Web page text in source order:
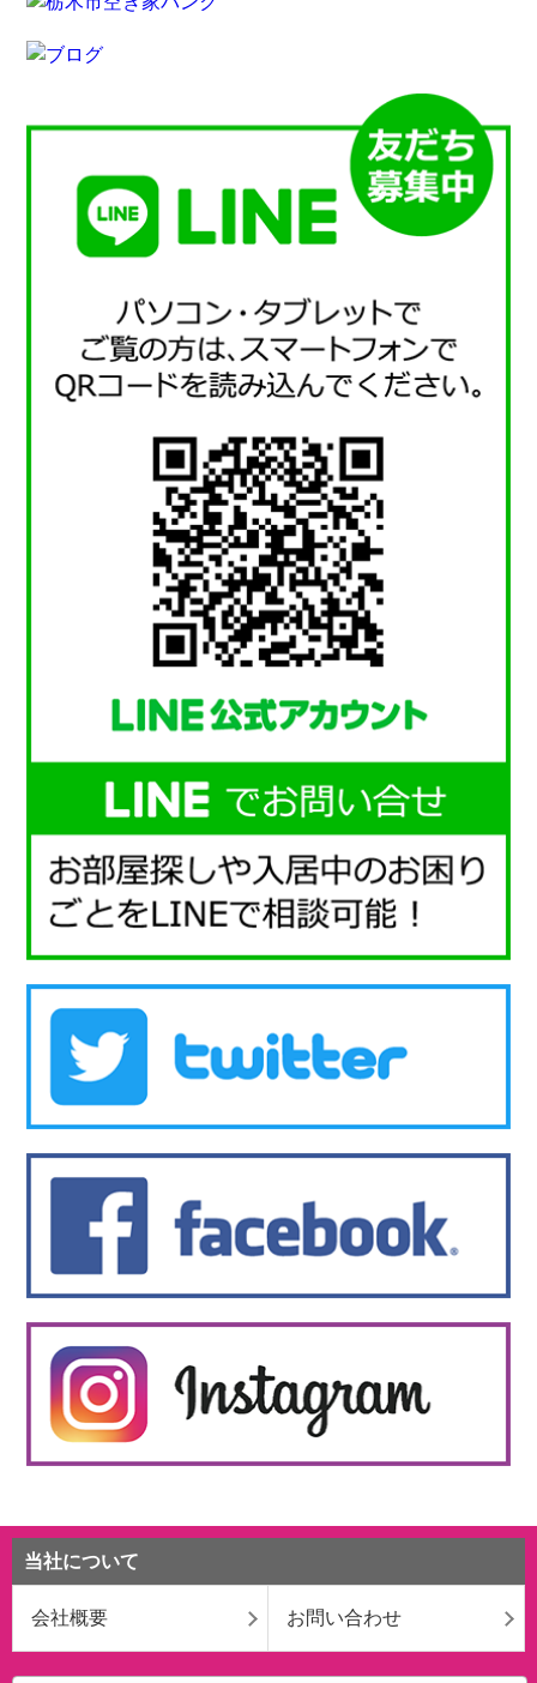
当社について
会社概要 お問い合わせ